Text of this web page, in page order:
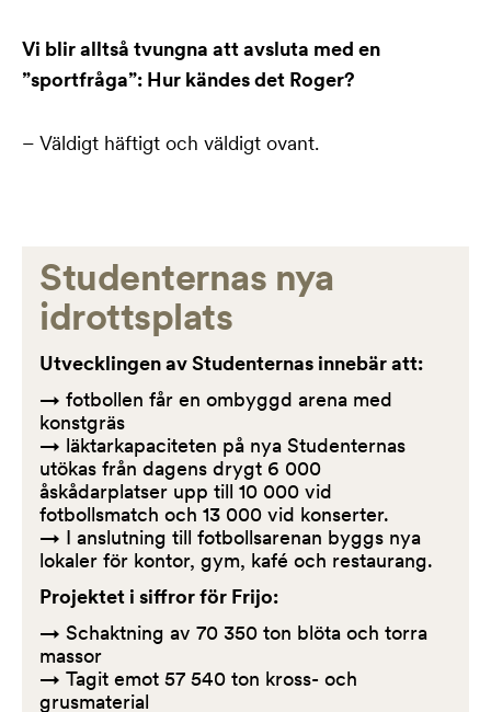
Vi blir alltså tvungna att avsluta med en
”sportfråga”: Hur kändes det Roger?
– Väldigt häftigt och väldigt ovant.
Studenternas nya
idrottsplats
Utvecklingen av Studenternas innebär att:
→ fotbollen får en ombyggd arena med
konstgräs
→ läktarkapaciteten på nya Studenternas
utökas från dagens drygt 6 000
åskådarplatser upp till 10 000 vid
fotbollsmatch och 13 000 vid konserter.
→ I anslutning till fotbollsarenan byggs nya
lokaler för kontor, gym, kafé och restaurang.
Projektet i siffror för Frijo:
→ Schaktning av 70 350 ton blöta och torra
massor
→ Tagit emot 57 540 ton kross- och
grusmaterial